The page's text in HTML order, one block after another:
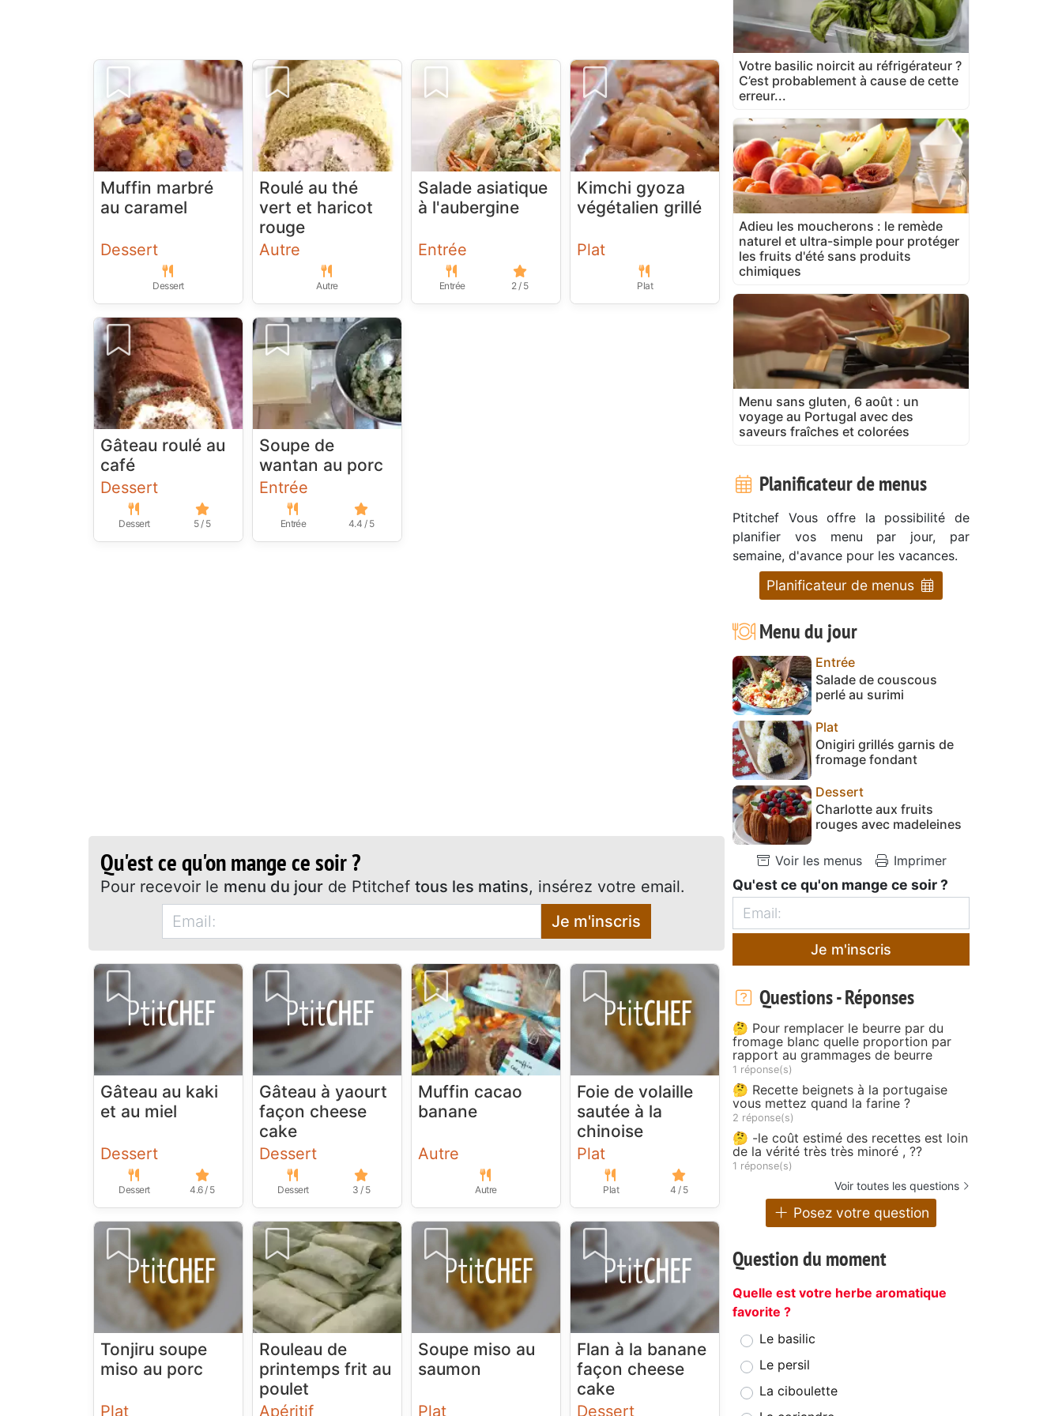
Muffin marbré
au caramel
Dessert
Dessert
Roulé au thé
vert et haricot
rouge
Autre
Autre
Salade asiatique
à l'aubergine
Entrée
Entrée 2 / 5
Kimchi gyoza
végétalien grillé
Plat
Plat
Gâteau roulé au
café
Dessert
Dessert 5 / 5
Soupe de
wantan au porc
Entrée
Entrée 4.4 / 5
Qu'est ce qu'on mange ce soir ?
Pour recevoir le menu du jour de Ptitcheftous les matins, insérez votre email.
Je m'inscris
Gâteau au kaki
et au miel
Dessert
Dessert 4.6 / 5
Gâteau à yaourt
façon cheese
cake
Dessert
Dessert 3 / 5
Muffin cacao
banane
Autre
Autre
Foie de volaille
sautée à la
chinoise
Plat
Plat 4 / 5
Tonjiru soupe
miso au porc
Plat
Rouleau de
printemps frit au
poulet
Apéritif
Soupe miso au
saumon
Plat
Flan à la banane
façon cheese
cake
Dessert
Votre basilic noircit au réfrigérateur ?
C’est probablement à cause de cette
erreur...
Adieu les moucherons : le remède
naturel et ultra-simple pour protéger
les fruits d'été sans produits
chimiques
Menu sans gluten, 6 août : un
voyage au Portugal avec des
saveurs fraîches et colorées
Planificateur de menus
Ptitchef Vous offre la possibilité de
planifier vos menu par jour, par
semaine, d'avance pour les vacances.
Planificateur de menus
Menu du jour
Entrée
Salade de couscous
perlé au surimi
Plat
Onigiri grillés garnis de
fromage fondant
Dessert
Charlotte aux fruits
rouges avec madeleines
Voir les menus Imprimer
Qu'est ce qu'on mange ce soir ?
Je m'inscris
Questions - Réponses
🤔 Pour remplacer le beurre par du
fromage blanc quelle proportion par
rapport au grammages de beurre
1 réponse(s)
🤔 Recette beignets à la portugaise
vous mettez quand la farine ?
2 réponse(s)
🤔 -le coût estimé des recettes est loin
de la vérité très très minoré , ??
1 réponse(s)
Voir toutes les questions
Posez votre question
Question du moment
Quelle est votre herbe aromatique
favorite ?
Le basilic
Le persil
La ciboulette